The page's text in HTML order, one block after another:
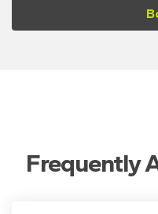
Frequently